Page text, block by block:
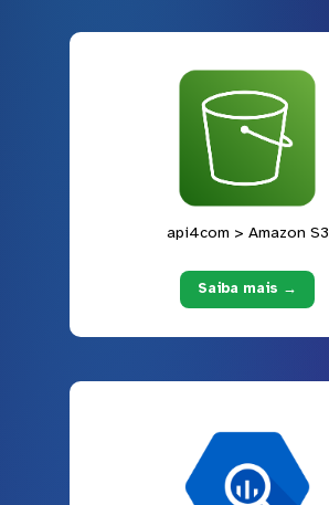
api4com > Amazon S3
Saiba mais →